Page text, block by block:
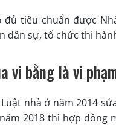
tiêu chuẩn được
dân sự, tổ chức thi
vi bằng là vi
nhà ở năm 2014
2018 thì hợp